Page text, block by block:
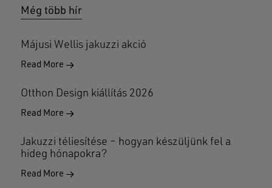
Még több hír
Májusi Wellis jakuzzi akció
Read More
Otthon Design kiállítás 2026
Read More
Jakuzzi téliesítése – hogyan készüljünk fel a
hideg hónapokra?
Read More